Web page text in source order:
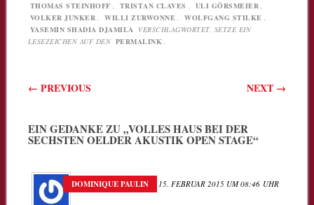
THOMAS STEINHOFF , TRISTAN CLAVES , ULI GÖRSMEIER ,
VOLKER JUNKER , WILLI ZURWONNE , WOLFGANG STILKE ,
YASEMIN SHADIA DJAMILA VERSCHLAGWORTET. SETZE EIN
LESEZEICHEN AUF DEN PERMALINK .
Beitragsnavigation
← PREVIOUS NEXT →
EIN GEDANKE ZU „VOLLES HAUS BEI DER
SECHSTEN OELDER AKUSTIK OPEN STAGE“
DOMINIQUE PAULIN 15. FEBRUAR 2015 UM 08:46 UHR